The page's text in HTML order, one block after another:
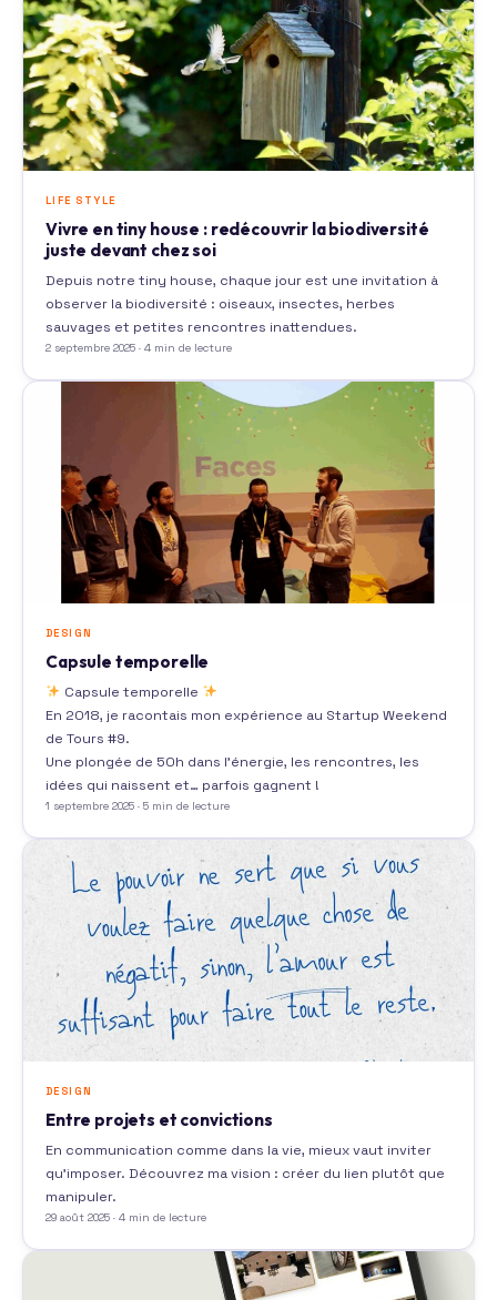
LIFE STYLE
Vivre en tiny house : redécouvrir la biodiversité
juste devant chez soi
Depuis notre tiny house, chaque jour est une invitation à
observer la biodiversité : oiseaux, insectes, herbes
sauvages et petites rencontres inattendues.
2 septembre 2025 · 4 min de lecture
DESIGN
Capsule temporelle
Capsule temporelle
En 2018, je racontais mon expérience au Startup Weekend
de Tours #9.
Une plongée de 50h dans l’énergie, les rencontres, les
idées qui naissent et… parfois gagnent !
1 septembre 2025 · 5 min de lecture
DESIGN
Entre projets et convictions
En communication comme dans la vie, mieux vaut inviter
qu’imposer. Découvrez ma vision : créer du lien plutôt que
manipuler.
29 août 2025 · 4 min de lecture